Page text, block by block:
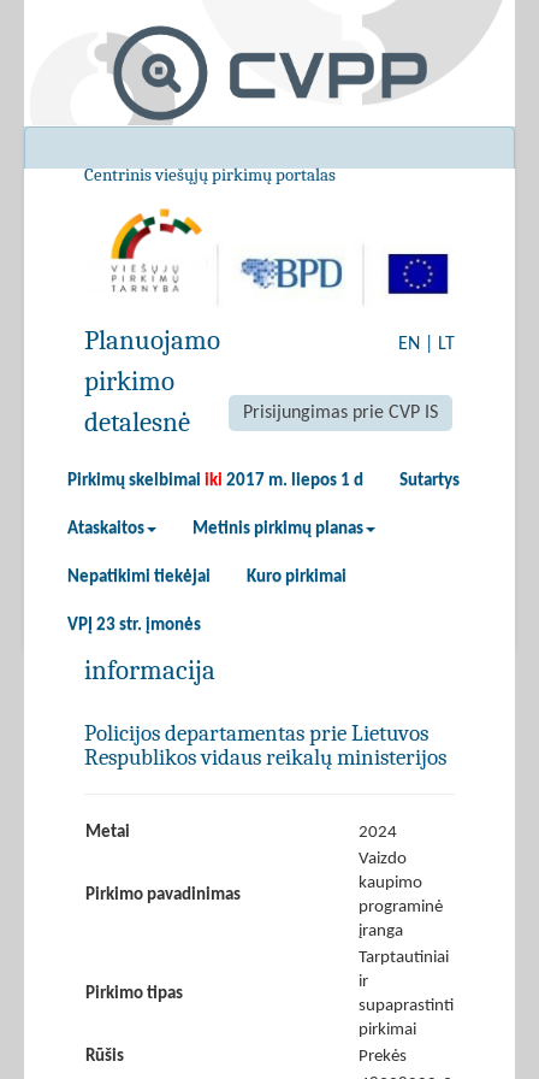
Centrinis viešųjų pirkimų portalas
EN LT
Prisijungimas prie CVP IS
Pirkimų skelbimai iki 2017 m. liepos 1 d Sutartys
Ataskaitos Metinis pirkimų planas
Nepatikimi tiekėjai Kuro pirkimai
VPĮ 23 str. įmonės
Planuojamo
pirkimo
detalesnė
informacija
Policijos departamentas prie Lietuvos
Respublikos vidaus reikalų ministerijos
Metai 2024
Pirkimo pavadinimas
Vaizdo
kaupimo
programinė
įranga
Pirkimo tipas
Tarptautiniai
ir
supaprastinti
pirkimai
Rūšis
Prekės